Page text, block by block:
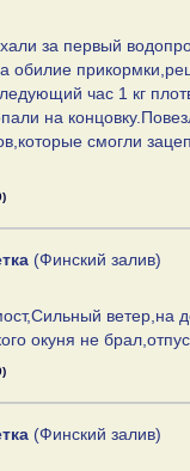
за первый
обилие
час 1 кг
на
смогли
(Финский залив)
ветер,на
окуня не
(Финский залив)